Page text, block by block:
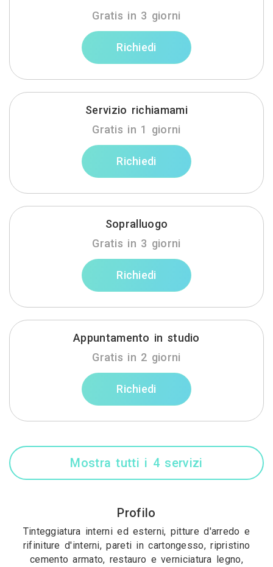
Gratis in 3 giorni
Richiedi
Servizio richiamami
Gratis in 1 giorni
Richiedi
Sopralluogo
Gratis in 3 giorni
Richiedi
Appuntamento in studio
Gratis in 2 giorni
Richiedi
Mostra tutti i 4 servizi
Profilo
Tinteggiatura interni ed esterni, pitture d'arredo e
rifiniture d'interni, pareti in cartongesso, ripristino
cemento armato, restauro e verniciatura legno,